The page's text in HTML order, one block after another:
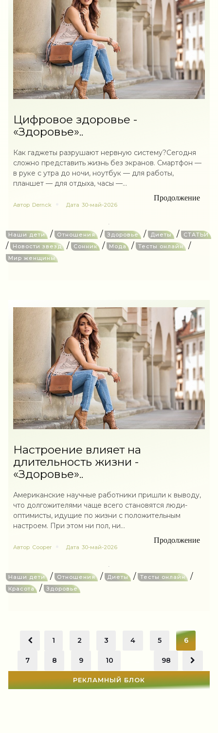
Цифровое здоровье -
«Здоровье»..
Как гаджеты разрушают нервную систему?Сегодня
сложно представить жизнь без экранов. Смартфон —
в руке с утра до ночи, ноутбук — для работы,
планшет — для отдыха, часы —...
Продолжение
Автор Dernck Дата 30-май-2026
Наши дети / Отношения / Здоровье / Диеты / СТАТЬИ
/ Новости звезд / Сонник / Мода / Тесты онлайн /
Мир женщины
Настроение влияет на
длительность жизни -
«Здоровье»..
Американские научные работники пришли к выводу,
что долгожителями чаще всего становятся люди-
оптимисты, идущие по жизни с положительным
настроем. При этом ни пол, ни...
Продолжение
Автор Cooper Дата 30-май-2026
Наши дети / Отношения / Диеты / Тесты онлайн /
Красота / Здоровье
1 2 3 4 5 6
7 8 9 10 98
РЕКЛАМНЫЙ БЛОК